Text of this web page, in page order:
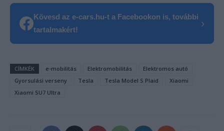
Kövesd az e-cars.hu-t a Facebookon is, további
tartalmakért!
›
CÍMKÉK e-mobilitás Elektromobilitás
Elektromos autó
Gyorsulási verseny
Tesla Tesla Model S Plaid
Xiaomi
Xiaomi SU7 Ultra